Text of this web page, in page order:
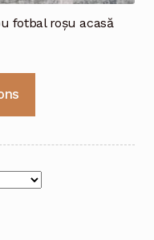
fotbal roșu acasă
mai
multe
variații.